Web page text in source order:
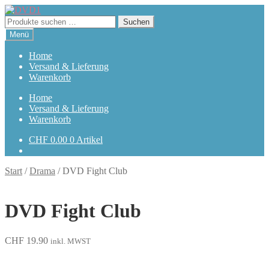
Zur
Navigation
springen
Zum
Inhalt
springen
Suchen
nach:
Suchen
Menü
Home
Versand & Lieferung
Warenkorb
Home
Versand & Lieferung
Warenkorb
CHF 0.00 0 Artikel
Start /Drama /DVD Fight Club
DVD Fight Club
CHF 19.90 inkl. MWST